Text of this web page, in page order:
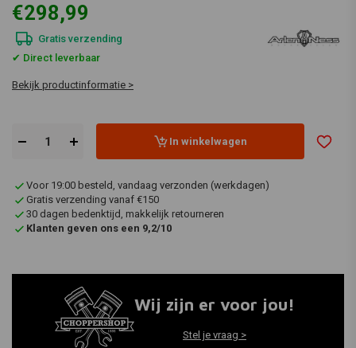
€298,99
Gratis verzending
✔ Direct leverbaar
Bekijk productinformatie >
In winkelwagen
Voor 19:00 besteld, vandaag verzonden (werkdagen)
Gratis verzending vanaf €150
30 dagen bedenktijd, makkelijk retourneren
Klanten geven ons een 9,2/10
Wij zijn er voor jou!
Stel je vraag >